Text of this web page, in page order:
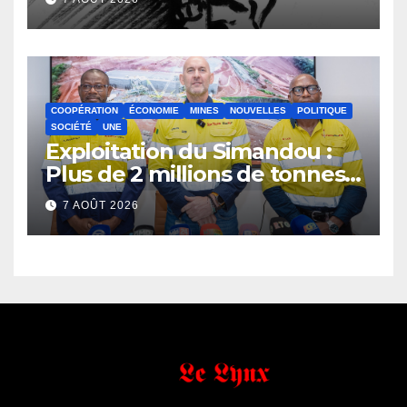
anthropologique
COOPÉRATION ÉCONOMIE MINES NOUVELLES
POLITIQUE
SOCIÉTÉ
UNE
Exploitation du Simandou :
Plus de 2 millions de tonnes
de fer exportées
7 AOÛT 2026